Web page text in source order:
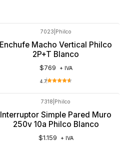
7023 Philco
Enchufe Macho Vertical Philco
2P+T Blanco
$769 + IVA
4.7
7318 Philco
Interruptor Simple Pared Muro
250v 10a Philco Blanco
$1.159 + IVA